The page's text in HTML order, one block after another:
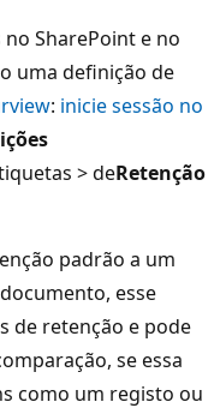
SharePoint e no
uma definição de
: inicie sessão no
> deRetenção
padrão a um
esse
de retenção e pode
se essa
como um registo ou